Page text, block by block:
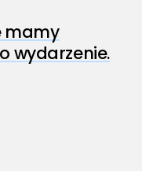
mamy
wydarzenie.